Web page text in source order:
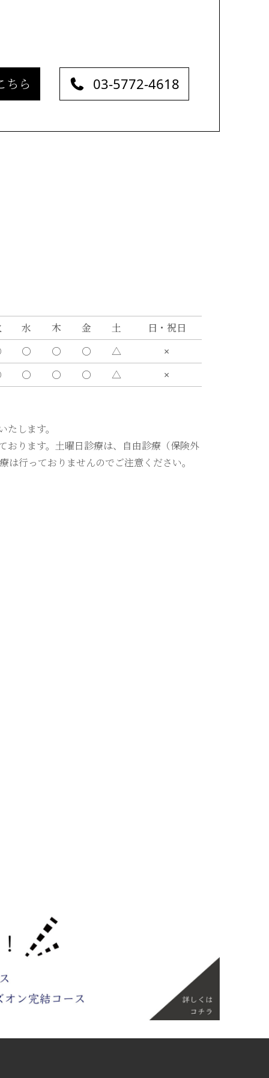
ちら 03-5772-4618
水 木 金 土
日・祝日
〇 〇 〇 △
×
〇 〇 〇 △ ×
します。
おります。土曜日診療は、自由診療（保険外
は行っておりませんのでご注意ください。